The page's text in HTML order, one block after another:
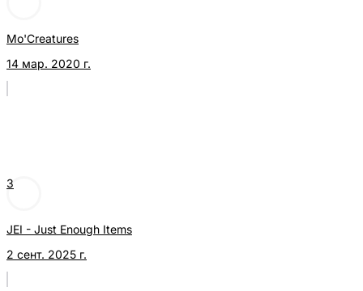
Mo'Creatures
14 мар. 2020 г.
3
JEI - Just Enough Items
2 сент. 2025 г.